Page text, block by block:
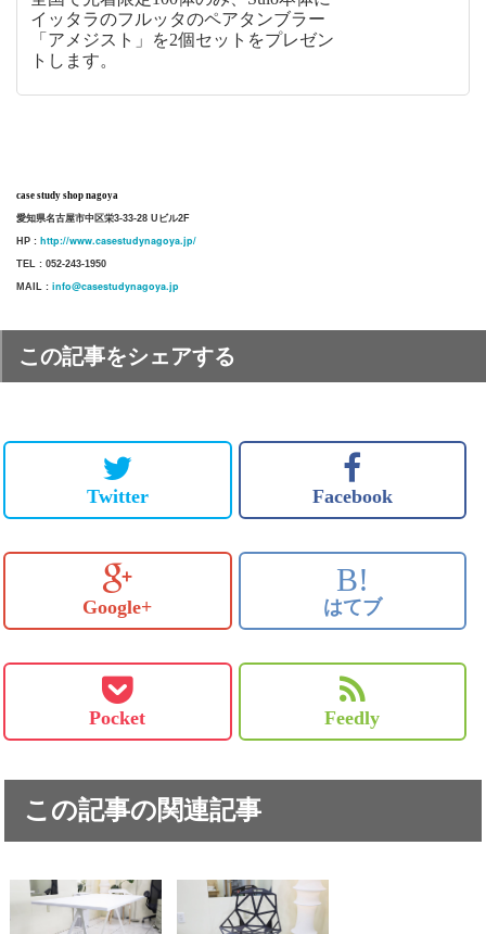
イッタラのフルッタのペアタンブラー
「アメジスト」を2個セットをプレゼン
トします。
case study shop nagoya
愛知県名古屋市中区栄3-33-28 Uビル2F
HP : http://www.casestudynagoya.jp/
TEL : 052-243-1950
MAIL : info@casestudynagoya.jp
この記事をシェアする
Twitter Facebook
Google+
B!
はてブ
Pocket Feedly
この記事の関連記事